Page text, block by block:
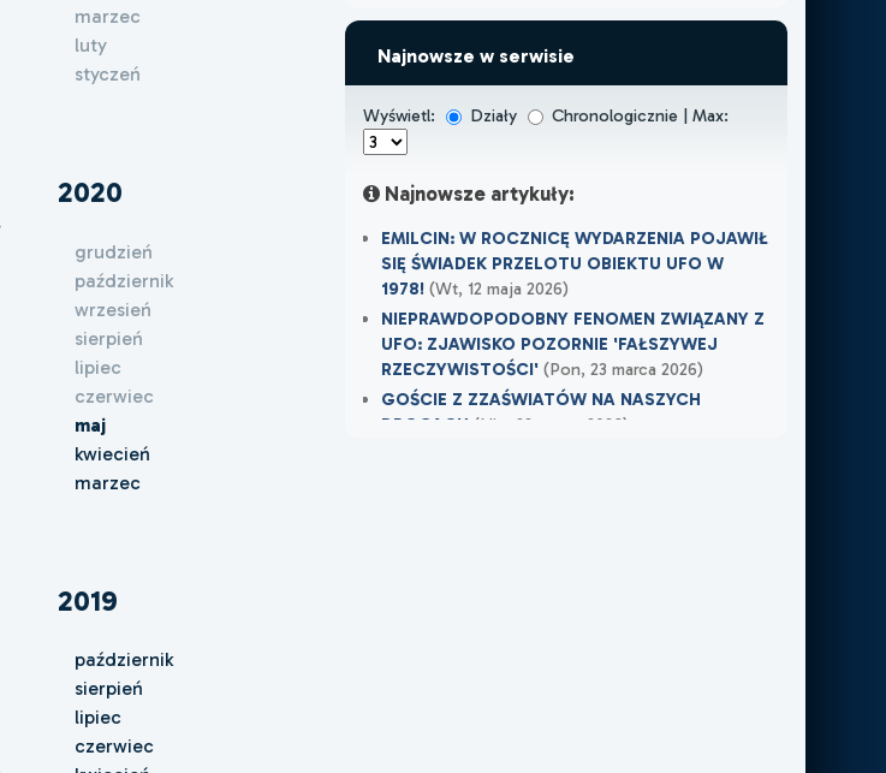
marzec
luty
styczeń
2020
grudzień
październik
wrzesień
sierpień
lipiec
czerwiec
maj
kwiecień
marzec
2019
październik
sierpień
lipiec
czerwiec
Najnowsze w serwisie
Wyświetl: Działy Chronologicznie | Max:
Najnowsze artykuły:
EMILCIN: W ROCZNICĘ WYDARZENIA POJAWIŁ
SIĘ ŚWIADEK PRZELOTU OBIEKTU UFO W
1978!(Wt, 12 maja 2026)
NIEPRAWDOPODOBNY FENOMEN ZWIĄZANY Z
UFO: ZJAWISKO POZORNIE 'FAŁSZYWEJ
RZECZYWISTOŚCI'(Pon, 23 marca 2026)
GOŚCIE Z ZZAŚWIATÓW NA NASZYCH
DROGACH (Nie, 22 marca 2026)